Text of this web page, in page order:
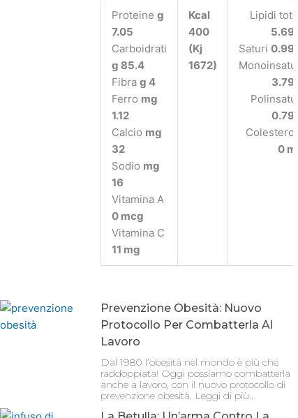
Proteine g
7.05
Carboidrati
g 85.4
Fibra g 4
Ferro mg
1.12
Calcio mg
32
Sodio mg
16
Vitamina A
0 mcg
Vitamina C
11 mg
Kcal
400
(Kj
1672)
Lipidi totali
5.69 g
Saturi 0.99 g
Monoinsaturi
3.79 g
Polinsaturi
0.79 g
Colesterolo
0 mg
Prevenzione Obesità: Nuovo
Protocollo Per Combatterla Al
Lavoro
Dal 1980 l’obesità nel mondo è più che
raddoppiata! Oggi possiamo combatterla
anche a lavoro, con il nuovo protocollo di
prevenzione obesità. Leggi di più..